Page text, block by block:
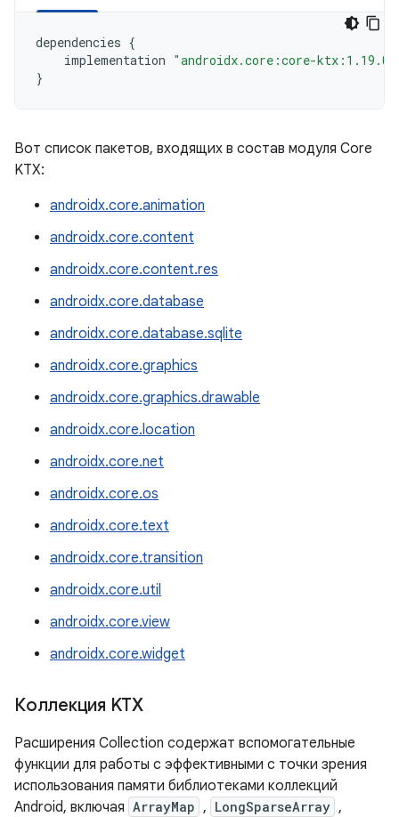
dependencies {
implementation "androidx.core:core-ktx:1.19.0"
}
Вот список пакетов, входящих в состав модуля Core
KTX:
androidx.core.animation
androidx.core.content
androidx.core.content.res
androidx.core.database
androidx.core.database.sqlite
androidx.core.graphics
androidx.core.graphics.drawable
androidx.core.location
androidx.core.net
androidx.core.os
androidx.core.text
androidx.core.transition
androidx.core.util
androidx.core.view
androidx.core.widget
Коллекция KTX
Расширения Collection содержат вспомогательные
функции для работы с эффективными с точки зрения
использования памяти библиотеками коллекций
Android, включая ArrayMap , LongSparseArray ,